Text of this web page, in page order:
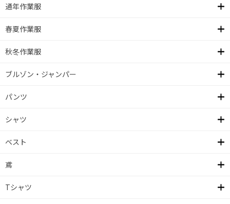
通年作業服
春夏作業服
秋冬作業服
ブルゾン・ジャンパー
パンツ
シャツ
ベスト
鳶
Tシャツ